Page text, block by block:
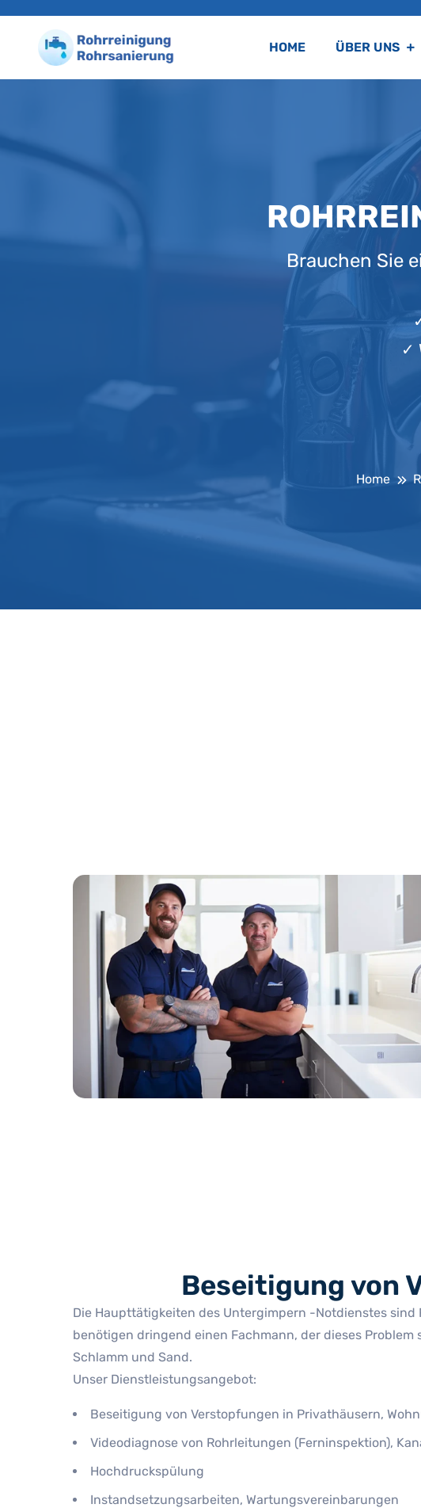
HOME ÜBER UNS
Brauchen Sie
✓
Home
Beseitigung von
Die Haupttätigkeiten des Untergimpern -Notdienstes
benötigen dringend einen Fachmann, der dieses
Schlamm und Sand.
Unser Dienstleistungsangebot:
Beseitigung von Verstopfungen in Privathäusern,
Videodiagnose von Rohrleitungen (Ferninspektion),
Hochdruckspülung
Instandsetzungsarbeiten, Wartungsvereinbarungen